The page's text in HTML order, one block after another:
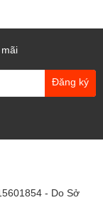
Đăng ký
- Do Sở